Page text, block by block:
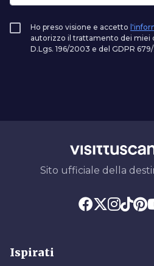
Ho preso visione e accetto
autorizzo il trattamento dei miei
D.Lgs. 196/2003 e del GDPR 679/
Sito ufficiale della
Ispirati